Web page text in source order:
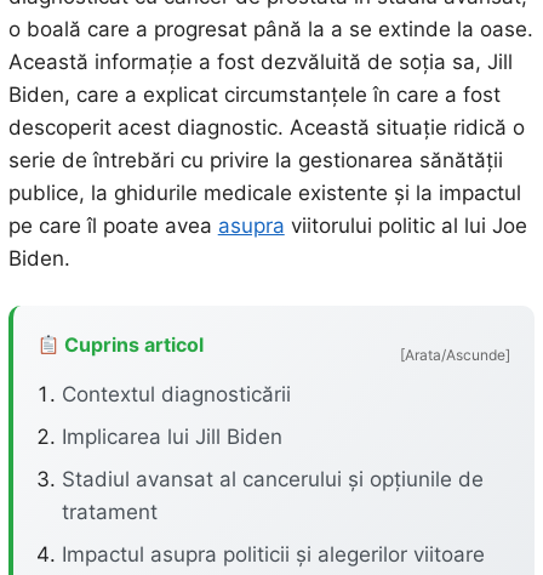
o boală care a progresat până la a se extinde la oase.
Această informație a fost dezvăluită de soția sa, Jill
Biden, care a explicat circumstanțele în care a fost
descoperit acest diagnostic. Această situație ridică o
serie de întrebări cu privire la gestionarea sănătății
publice, la ghidurile medicale existente și la impactul
pe care îl poate avea asupra viitorului politic al lui Joe
Biden.
Cuprins articol [Arata/Ascunde]
Contextul diagnosticării
Implicarea lui Jill Biden
Stadiul avansat al cancerului și opțiunile de
tratament
Impactul asupra politicii și alegerilor viitoare